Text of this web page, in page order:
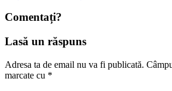
Comentați?
Lasă un răspuns
Adresa ta de email nu va fi publicată.
marcate cu *